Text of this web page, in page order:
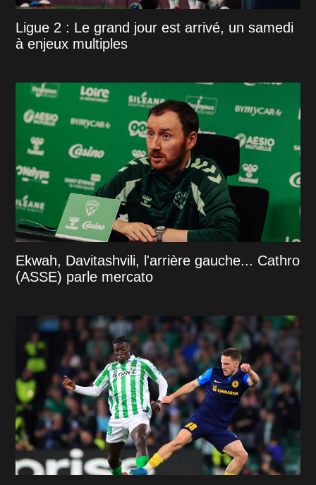
Ligue 2 : Le grand jour est arrivé, un samedi
à enjeux multiples
Ekwah, Davitashvili, l'arrière gauche... Cathro
(ASSE) parle mercato